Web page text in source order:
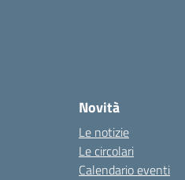
Novità
Le notizie
Le circolari
Calendario eventi